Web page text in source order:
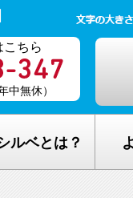
こちら
無休）
ルベとは？